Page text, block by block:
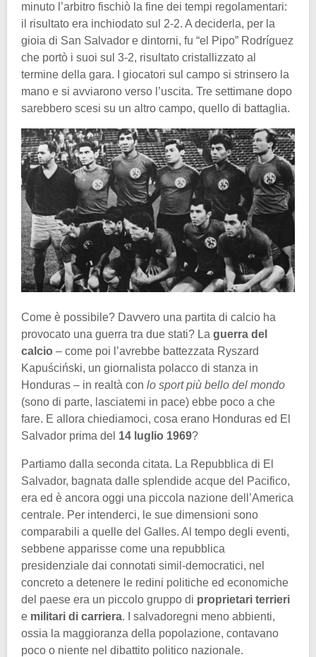
minuto l’arbitro fischiò la fine dei tempi regolamentari:
il risultato era inchiodato sul 2-2. A deciderla, per la
gioia di San Salvador e dintorni, fu “el Pipo” Rodríguez
che portò i suoi sul 3-2, risultato cristallizzato al
termine della gara. I giocatori sul campo si strinsero la
mano e si avviarono verso l’uscita. Tre settimane dopo
sarebbero scesi su un altro campo, quello di battaglia.
Come è possibile? Davvero una partita di calcio ha
provocato una guerra tra due stati? La guerra del
calcio – come poi l’avrebbe battezzata Ryszard
Kapuściński, un giornalista polacco di stanza in
Honduras – in realtà con lo sport più bello del mondo
(sono di parte, lasciatemi in pace) ebbe poco a che
fare. E allora chiediamoci, cosa erano Honduras ed El
Salvador prima del 14 luglio 1969?
Partiamo dalla seconda citata. La Repubblica di El
Salvador, bagnata dalle splendide acque del Pacifico,
era ed è ancora oggi una piccola nazione dell’America
centrale. Per intenderci, le sue dimensioni sono
comparabili a quelle del Galles. Al tempo degli eventi,
sebbene apparisse come una repubblica
presidenziale dai connotati simil-democratici, nel
concreto a detenere le redini politiche ed economiche
del paese era un piccolo gruppo di proprietari terrieri
e militari di carriera. I salvadoregni meno abbienti,
ossia la maggioranza della popolazione, contavano
poco o niente nel dibattito politico nazionale.